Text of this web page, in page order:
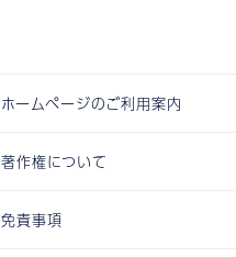
ホームページのご利用案内
著作権について
免責事項